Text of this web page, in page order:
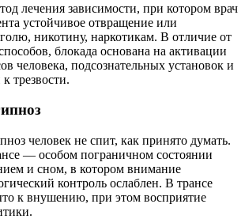
лечения зависимости, при котором врач
устойчивое отвращение или
никотину, наркотикам. В отличие от
блокада основана на активации
человека, подсознательных установок и
трезвости.
человек не спит, как принято думать.
— особом пограничном состоянии
и сном, в котором внимание
контроль ослаблен. В трансе
к внушению, при этом восприятие